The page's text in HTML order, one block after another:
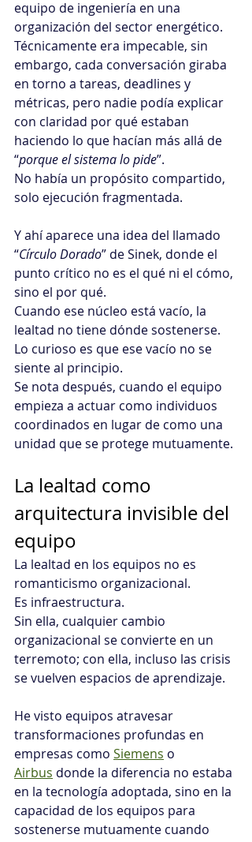
equipo de ingeniería en una
organización del sector energético.
Técnicamente era impecable, sin
embargo, cada conversación giraba
en torno a tareas, deadlines y
métricas, pero nadie podía explicar
con claridad por qué estaban
haciendo lo que hacían más allá de
“porque el sistema lo pide”.
No había un propósito compartido,
solo ejecución fragmentada.
Y ahí aparece una idea del llamado
“Círculo Dorado” de Sinek, donde el
punto crítico no es el qué ni el cómo,
sino el por qué.
Cuando ese núcleo está vacío, la
lealtad no tiene dónde sostenerse.
Lo curioso es que ese vacío no se
siente al principio.
Se nota después, cuando el equipo
empieza a actuar como individuos
coordinados en lugar de como una
unidad que se protege mutuamente.
La lealtad como
arquitectura invisible del
equipo
La lealtad en los equipos no es
romanticismo organizacional.
Es infraestructura.
Sin ella, cualquier cambio
organizacional se convierte en un
terremoto; con ella, incluso las crisis
se vuelven espacios de aprendizaje.
He visto equipos atravesar
transformaciones profundas en
empresas como Siemens o
Airbus donde la diferencia no estaba
en la tecnología adoptada, sino en la
capacidad de los equipos para
sostenerse mutuamente cuando